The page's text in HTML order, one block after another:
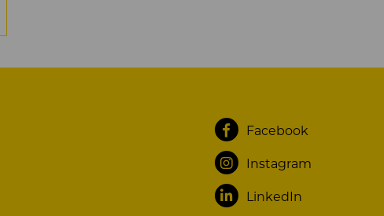
Facebook
Instagram
LinkedIn